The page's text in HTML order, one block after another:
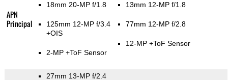
APN
Principal
18mm 20-MP f/1.8
125mm 12-MP f/3.4
+OIS
2-MP +ToF Sensor
13mm 12-MP f/1.8
77mm 12-MP f/2.8
12-MP+ToF Sensor
27mm 13-MP f/2.4